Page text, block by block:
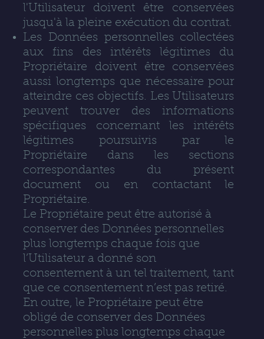
l'Utilisateur doivent être conservées
jusqu'à la pleine exécution du contrat.
Les Données personnelles collectées
aux fins des intérêts légitimes du
Propriétaire doivent être conservées
aussi longtemps que nécessaire pour
atteindre ces objectifs. Les Utilisateurs
peuvent trouver des informations
spécifiques concernant les intérêts
légitimes poursuivis par le
Propriétaire dans les sections
correspondantes du présent
document ou en contactant le
Propriétaire.
Le Propriétaire peut être autorisé à
conserver des Données personnelles
plus longtemps chaque fois que
l’Utilisateur a donné son
consentement à un tel traitement, tant
que ce consentement n’est pas retiré.
En outre, le Propriétaire peut être
obligé de conserver des Données
personnelles plus longtemps chaque